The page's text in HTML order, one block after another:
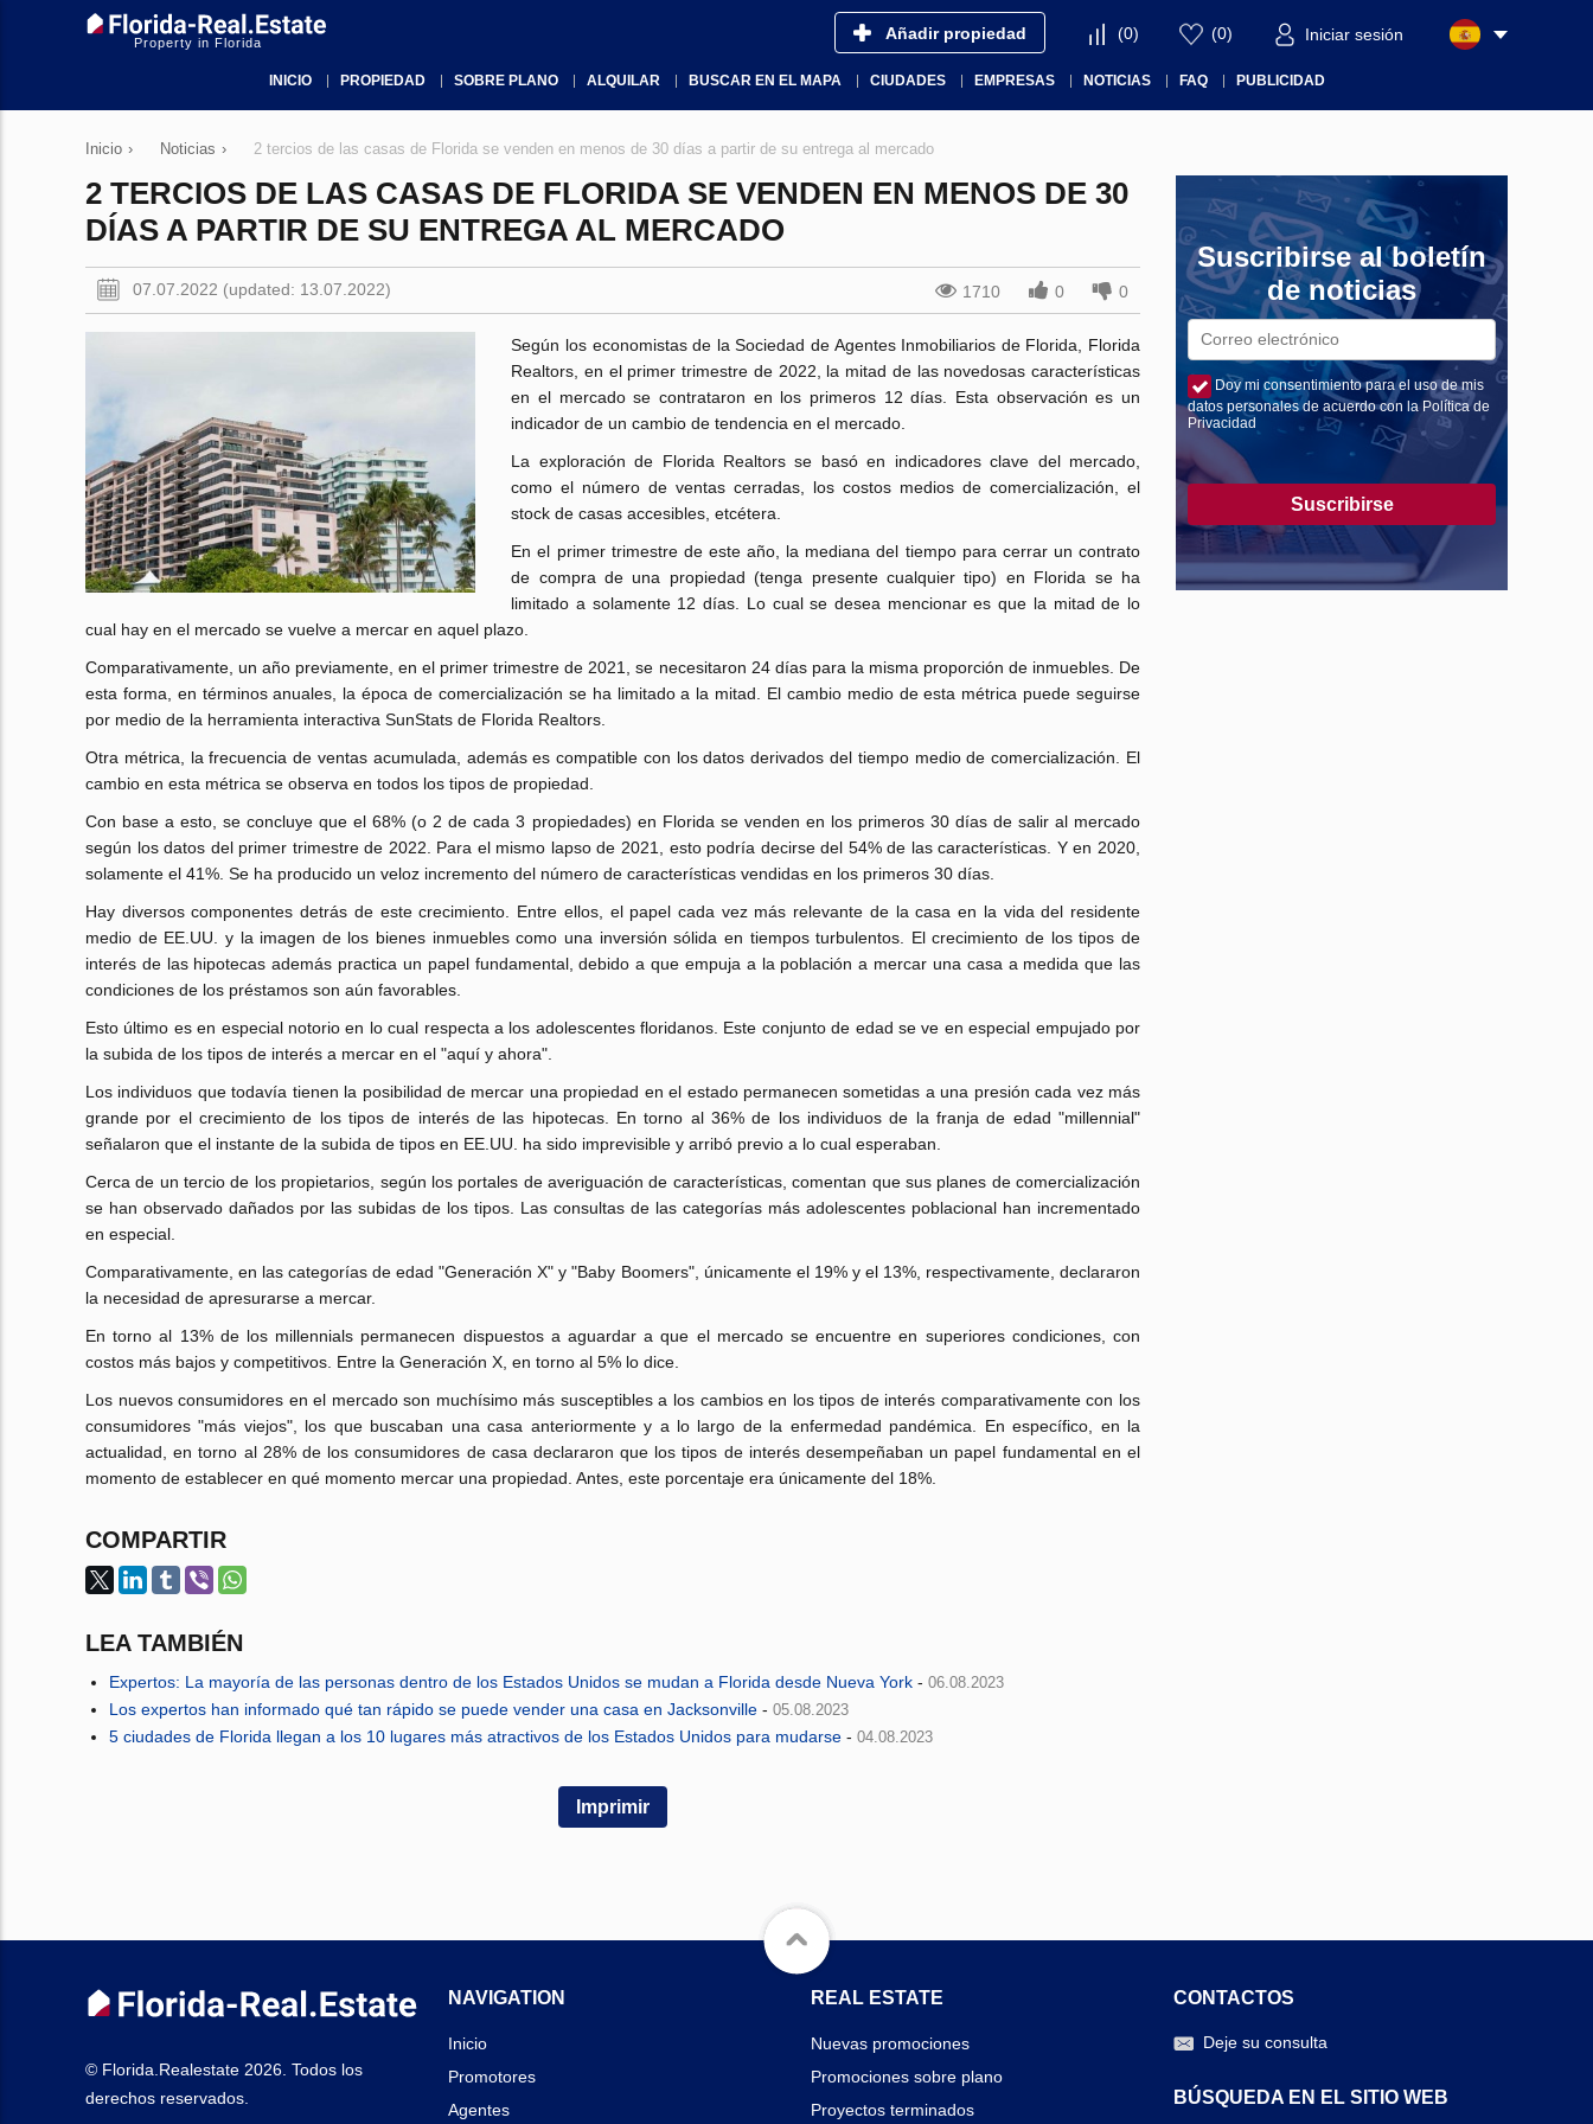
Property in Florida Añadir propiedad (0) (0) Iniciar sesión
INICIO PROPIEDAD SOBRE PLANO ALQUILAR BUSCAR EN EL MAPA CIUDADES EMPRESAS NOTICIAS FAQ PUBLICIDAD
Inicio › Noticias › 2 tercios de las casas de Florida se venden en menos de 30 días a partir de su entrega al mercado
2 TERCIOS DE LAS CASAS DE FLORIDA SE VENDEN EN MENOS DE 30
DÍAS A PARTIR DE SU ENTREGA AL MERCADO
07.07.2022 (updated: 13.07.2022) 1710 0 0
Según los economistas de la Sociedad de Agentes Inmobiliarios de Florida, Florida
Realtors, en el primer trimestre de 2022, la mitad de las novedosas características
en el mercado se contrataron en los primeros 12 días. Esta observación es un
indicador de un cambio de tendencia en el mercado.
La exploración de Florida Realtors se basó en indicadores clave del mercado,
como el número de ventas cerradas, los costos medios de comercialización, el
stock de casas accesibles, etcétera.
En el primer trimestre de este año, la mediana del tiempo para cerrar un contrato
de compra de una propiedad (tenga presente cualquier tipo) en Florida se ha
limitado a solamente 12 días. Lo cual se desea mencionar es que la mitad de lo
cual hay en el mercado se vuelve a mercar en aquel plazo.
Comparativamente, un año previamente, en el primer trimestre de 2021, se necesitaron 24 días para la misma proporción de inmuebles. De
esta forma, en términos anuales, la época de comercialización se ha limitado a la mitad. El cambio medio de esta métrica puede seguirse
por medio de la herramienta interactiva SunStats de Florida Realtors.
Otra métrica, la frecuencia de ventas acumulada, además es compatible con los datos derivados del tiempo medio de comercialización. El
cambio en esta métrica se observa en todos los tipos de propiedad.
Con base a esto, se concluye que el 68% (o 2 de cada 3 propiedades) en Florida se venden en los primeros 30 días de salir al mercado
según los datos del primer trimestre de 2022. Para el mismo lapso de 2021, esto podría decirse del 54% de las características. Y en 2020,
solamente el 41%. Se ha producido un veloz incremento del número de características vendidas en los primeros 30 días.
Hay diversos componentes detrás de este crecimiento. Entre ellos, el papel cada vez más relevante de la casa en la vida del residente
medio de EE.UU. y la imagen de los bienes inmuebles como una inversión sólida en tiempos turbulentos. El crecimiento de los tipos de
interés de las hipotecas además practica un papel fundamental, debido a que empuja a la población a mercar una casa a medida que las
condiciones de los préstamos son aún favorables.
Esto último es en especial notorio en lo cual respecta a los adolescentes floridanos. Este conjunto de edad se ve en especial empujado por
la subida de los tipos de interés a mercar en el "aquí y ahora".
Los individuos que todavía tienen la posibilidad de mercar una propiedad en el estado permanecen sometidas a una presión cada vez más
grande por el crecimiento de los tipos de interés de las hipotecas. En torno al 36% de los individuos de la franja de edad "millennial"
señalaron que el instante de la subida de tipos en EE.UU. ha sido imprevisible y arribó previo a lo cual esperaban.
Cerca de un tercio de los propietarios, según los portales de averiguación de características, comentan que sus planes de comercialización
se han observado dañados por las subidas de los tipos. Las consultas de las categorías más adolescentes poblacional han incrementado
en especial.
Comparativamente, en las categorías de edad "Generación X" y "Baby Boomers", únicamente el 19% y el 13%, respectivamente, declararon
la necesidad de apresurarse a mercar.
En torno al 13% de los millennials permanecen dispuestos a aguardar a que el mercado se encuentre en superiores condiciones, con
costos más bajos y competitivos. Entre la Generación X, en torno al 5% lo dice.
Los nuevos consumidores en el mercado son muchísimo más susceptibles a los cambios en los tipos de interés comparativamente con los
consumidores "más viejos", los que buscaban una casa anteriormente y a lo largo de la enfermedad pandémica. En específico, en la
actualidad, en torno al 28% de los consumidores de casa declararon que los tipos de interés desempeñaban un papel fundamental en el
momento de establecer en qué momento mercar una propiedad. Antes, este porcentaje era únicamente del 18%.
COMPARTIR
LEA TAMBIÉN
Expertos: La mayoría de las personas dentro de los Estados Unidos se mudan a Florida desde Nueva York - 06.08.2023
Los expertos han informado qué tan rápido se puede vender una casa en Jacksonville - 05.08.2023
5 ciudades de Florida llegan a los 10 lugares más atractivos de los Estados Unidos para mudarse - 04.08.2023
Imprimir
Suscribirse al boletín
de noticias
Doy mi consentimiento para el uso de mis
datos personales de acuerdo con la Política de
Privacidad
Suscribirse
© Florida.Realestate 2026. Todos los
derechos reservados.
NAVIGATION
Inicio
Promotores
Agentes
REAL ESTATE
Nuevas promociones
Promociones sobre plano
Proyectos terminados
CONTACTOS
Deje su consulta
BÚSQUEDA EN EL SITIO WEB